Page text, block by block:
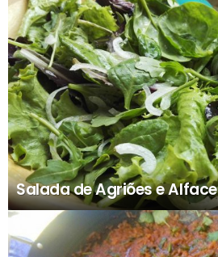
Salada de Agriões e Alface